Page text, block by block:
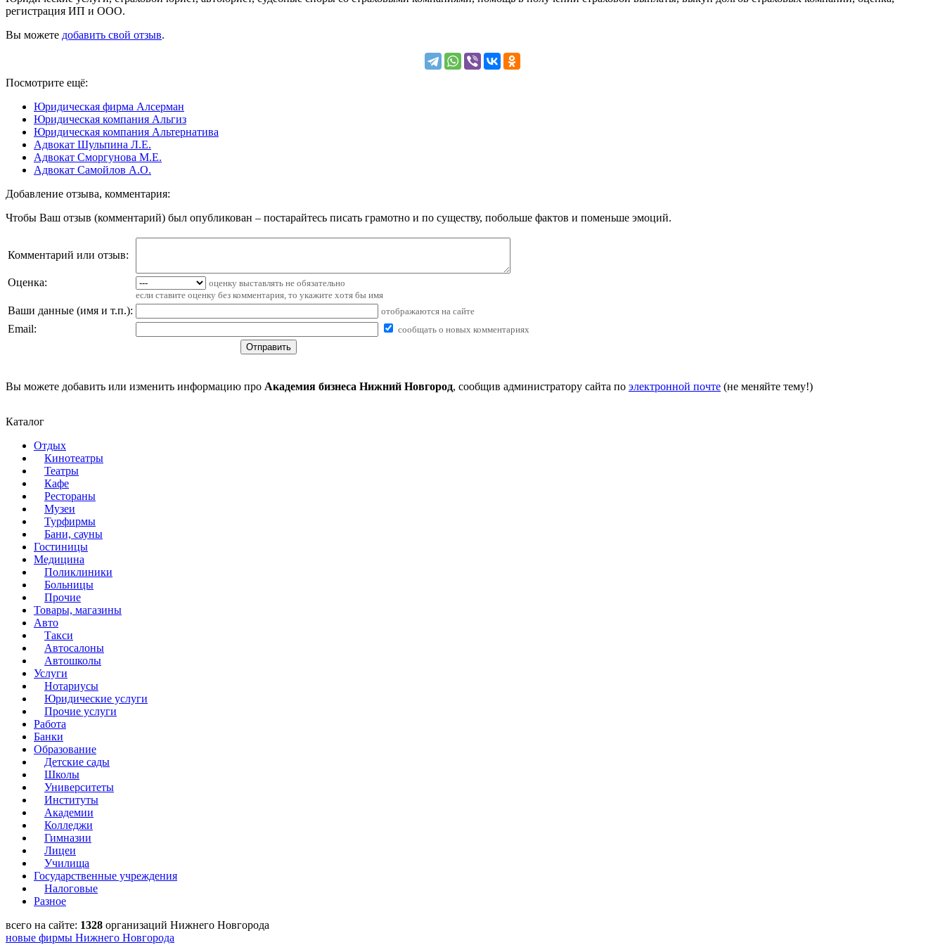
регистрация ИП и ООО.
Вы можете добавить свой отзыв.
Посмотрите ещё:
Юридическая фирма Алсерман
Юридическая компания Альгиз
Юридическая компания Альтернатива
Адвокат Шульпина Л.Е.
Адвокат Сморгунова М.Е.
Адвокат Самойлов А.О.
Добавление отзыва, комментария:
Чтобы Ваш отзыв (комментарий) был опубликован – постарайтесь писать грамотно и по существу, побольше фактов и поменьше эмоций.
Комментарий или отзыв:
Оценка:
оценку выставлять не обязательно
если ставите оценку без комментария, то укажите хотя бы имя
Ваши данные (имя и т.п.): отображаются на сайте
Email: сообщать о новых комментариях
Вы можете добавить или изменить информацию про Академия бизнеса Нижний Новгород, сообщив администратору сайта по электронной почте (не меняйте тему!)
Каталог
Отдых
Кинотеатры
Театры
Кафе
Рестораны
Музеи
Турфирмы
Бани, сауны
Гостиницы
Медицина
Поликлиники
Больницы
Прочие
Товары, магазины
Авто
Такси
Автосалоны
Автошколы
Услуги
Нотариусы
Юридические услуги
Прочие услуги
Работа
Банки
Образование
Детские сады
Школы
Университеты
Институты
Академии
Колледжи
Гимназии
Лицеи
Училища
Государственные учреждения
Налоговые
Разное
всего на сайте: 1328 организаций Нижнего Новгорода
новые фирмы Нижнего Новгорода